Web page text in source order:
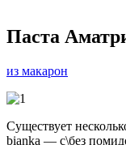
Паста
из макарон
Существует
bianka — с\без